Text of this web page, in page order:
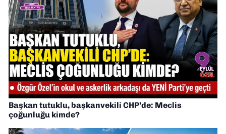
Başkan tutuklu, başkanvekili CHP’de: Meclis
çoğunluğu kimde?